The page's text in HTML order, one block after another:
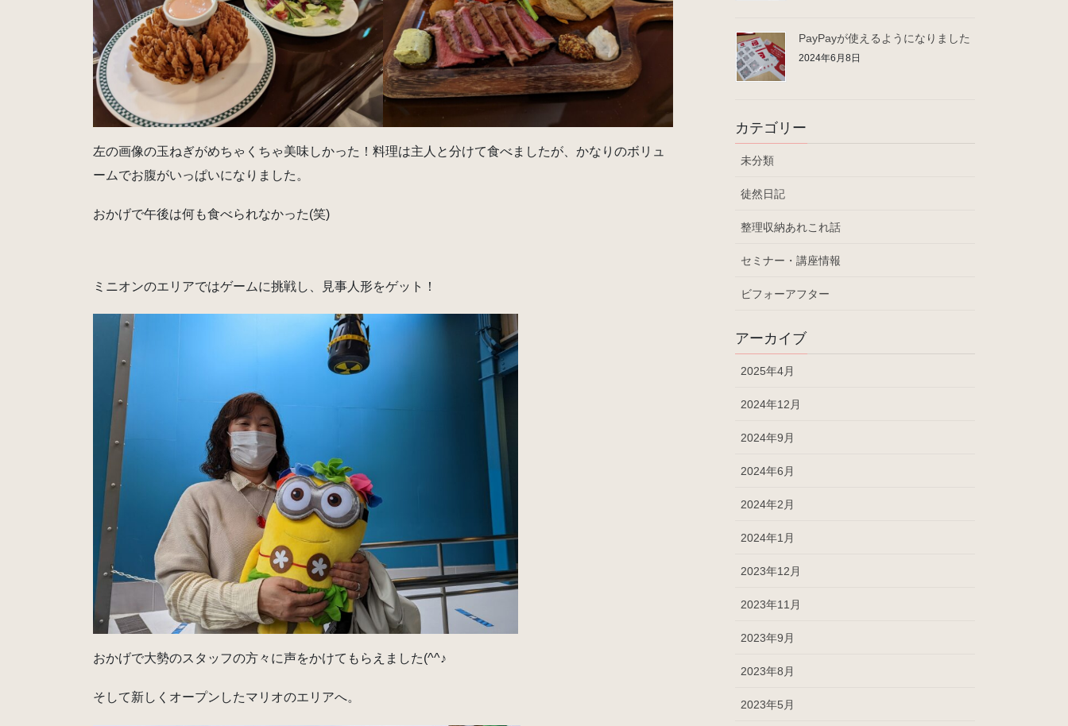
左の画像の玉ねぎがめちゃくちゃ美味しかった！料理は主人と分けて食べましたが、かなりのボリュ
ームでお腹がいっぱいになりました。
おかげで午後は何も食べられなかった(笑)
ミニオンのエリアではゲームに挑戦し、見事人形をゲット！
おかげで大勢のスタッフの方々に声をかけてもらえました(^^♪
そして新しくオープンしたマリオのエリアへ。
PayPayが使えるようになりました
2024年6月8日
カテゴリー
未分類
徒然日記
整理収納あれこれ話
セミナー・講座情報
ビフォーアフター
アーカイブ
2025年4月
2024年12月
2024年9月
2024年6月
2024年2月
2024年1月
2023年12月
2023年11月
2023年9月
2023年8月
2023年5月